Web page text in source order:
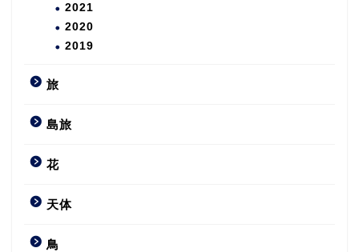
2021
2020
2019
旅
島旅
花
天体
鳥